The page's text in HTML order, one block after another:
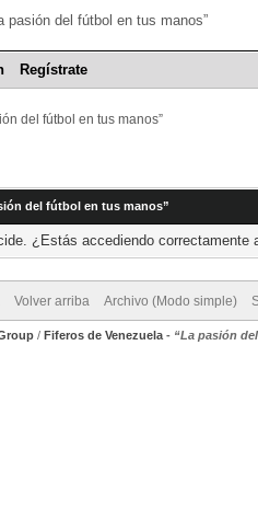
Regístrate
del fútbol en tus manos”
del fútbol en tus manos”
¿Estás accediendo
Volver arriba Archivo (Modo simple)
/ Fiferos de Venezuela - “La pasión